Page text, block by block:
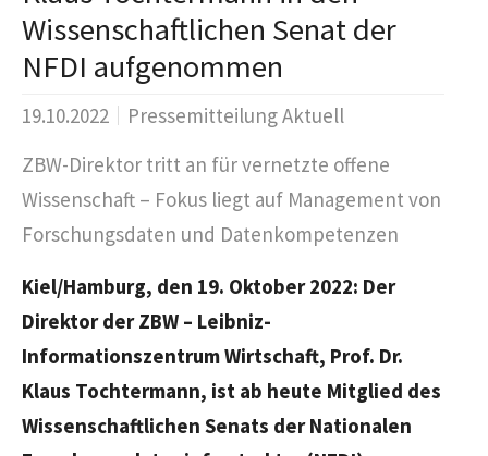
Wissenschaftlichen Senat der
NFDI aufgenommen
19.10.2022
Pressemitteilung Aktuell
ZBW-Direktor tritt an für vernetzte offene
Wissenschaft – Fokus liegt auf Management von
Forschungsdaten und Datenkompetenzen
Kiel/Hamburg, den 19. Oktober 2022: Der
Direktor der ZBW – Leibniz-
Informationszentrum Wirtschaft, Prof. Dr.
Klaus Tochtermann, ist ab heute Mitglied des
Wissenschaftlichen Senats der Nationalen